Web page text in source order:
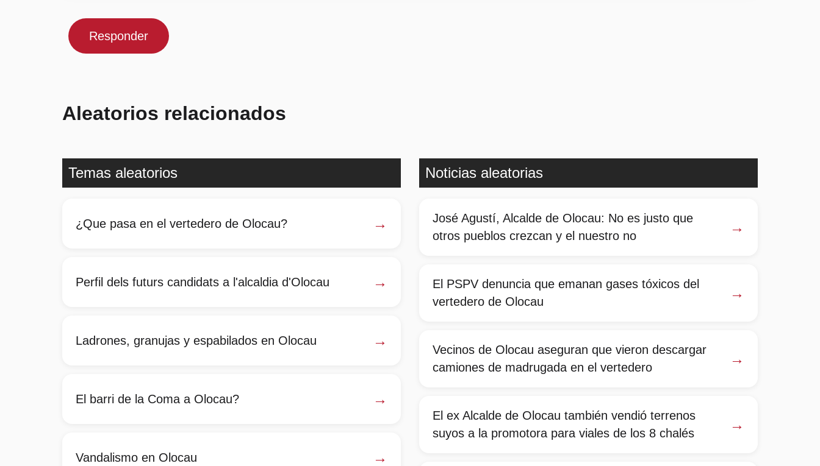
Responder
Aleatorios relacionados
Temas aleatorios
¿Que pasa en el vertedero de Olocau? →
Perfil dels futurs candidats a l'alcaldia d'Olocau →
Ladrones, granujas y espabilados en Olocau →
El barri de la Coma a Olocau? →
Vandalismo en Olocau →
Noticias aleatorias
José Agustí, Alcalde de Olocau: No es justo que
otros pueblos crezcan y el nuestro no
→
El PSPV denuncia que emanan gases tóxicos del
vertedero de Olocau
→
Vecinos de Olocau aseguran que vieron descargar
camiones de madrugada en el vertedero
→
El ex Alcalde de Olocau también vendió terrenos
suyos a la promotora para viales de los 8 chalés
→